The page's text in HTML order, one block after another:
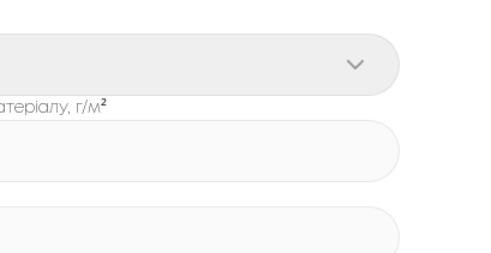
г/м²